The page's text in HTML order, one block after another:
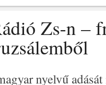
Zs-n –
nyelvű